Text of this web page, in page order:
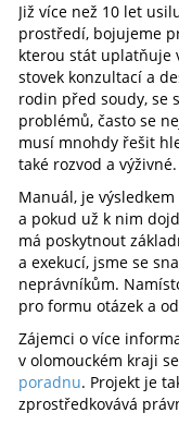
Již více než 10 let
prostředí, bojujeme
kterou stát uplatňuje
stovek konzultací a
rodin před soudy, se
problémů, často se
musí mnohdy řešit
také rozvod a výživné.
Manuál, je
a pokud už k nim
má poskytnout
a exekucí, jsme se
neprávníkům.
pro formu otázek a
Zájemci o více
v olomouckém kraji
poradnu. Projekt je
zprostředkovává